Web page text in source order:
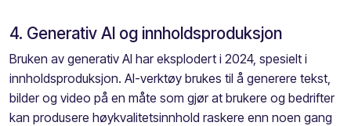
4. Generativ AI og innholdsproduksjon
Bruken av generativ AI har eksplodert i 2024, spesielt i
innholdsproduksjon. AI-verktøy brukes til å generere tekst,
bilder og video på en måte som gjør at brukere og bedrifter
kan produsere høykvalitetsinnhold raskere enn noen gang